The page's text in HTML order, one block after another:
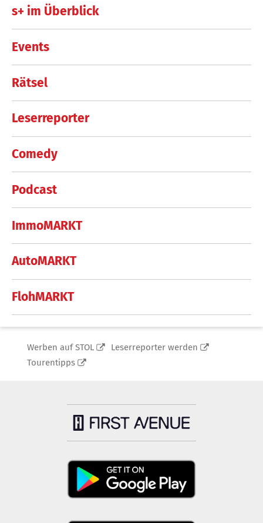
s+ im Überblick
Events
Rätsel
Leserreporter
Comedy
Podcast
ImmoMARKT
AutoMARKT
FlohMARKT
Werben auf STOL
Leserreporter werden
Tourentipps